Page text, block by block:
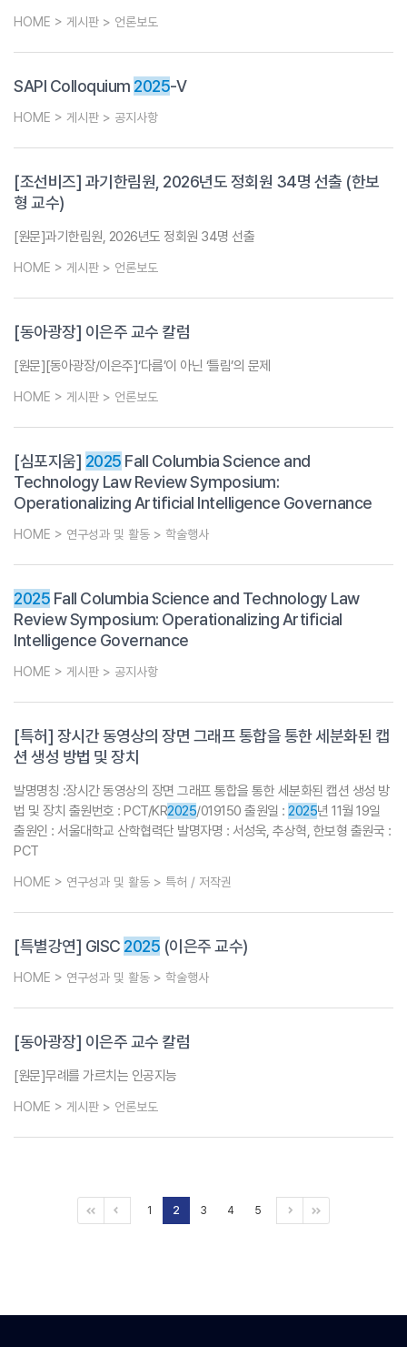
HOME > 게시판 > 언론보도
SAPI Colloquium 2025-V
HOME > 게시판 > 공지사항
[조선비즈] 과기한림원, 2026년도 정회원 34명 선출 (한보
형 교수)
[원문]과기한림원, 2026년도 정회원 34명 선출
HOME > 게시판 > 언론보도
[동아광장] 이은주 교수 칼럼
[원문][동아광장/이은주]‘다름’이 아닌 ‘틀림’의 문제
HOME > 게시판 > 언론보도
[심포지움] 2025 Fall Columbia Science and
Technology Law Review Symposium:
Operationalizing Artificial Intelligence Governance
HOME > 연구성과 및 활동 > 학술행사
2025 Fall Columbia Science and Technology Law
Review Symposium: Operationalizing Artificial
Intelligence Governance
HOME > 게시판 > 공지사항
[특허] 장시간 동영상의 장면 그래프 통합을 통한 세분화된 캡
션 생성 방법 및 장치
발명명칭 :장시간 동영상의 장면 그래프 통합을 통한 세분화된 캡션 생성 방
법 및 장치 출원번호 : PCT/KR2025/019150 출원일 :2025년 11월 19일
출원인 : 서울대학교 산학협력단 발명자명 : 서성욱, 추상혁, 한보형 출원국 :
PCT
HOME > 연구성과 및 활동 > 특허 / 저작권
[특별강연] GISC 2025 (이은주 교수)
HOME > 연구성과 및 활동 > 학술행사
[동아광장] 이은주 교수 칼럼
[원문]무례를 가르치는 인공지능
HOME > 게시판 > 언론보도
1 2 3 4 5